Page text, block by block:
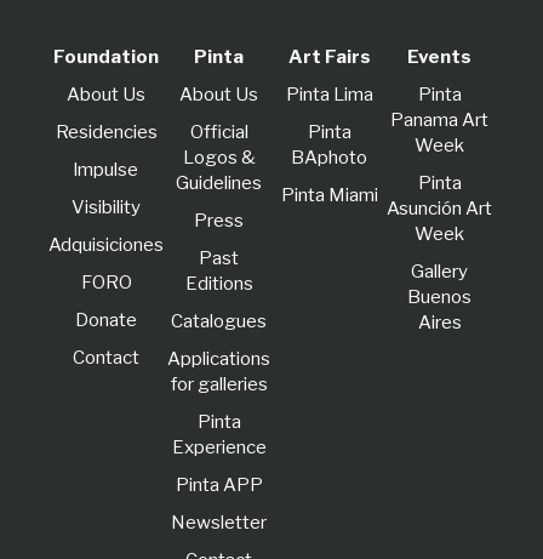
Foundation
About Us
Residencies
lmpulse
Visibility
Adquisiciones
FORO
Donate
Contact
Pinta
About Us
Official
Logos &
Guidelines
Press
Past
Editions
Catalogues
Applications
for galleries
Pinta
Experience
Pinta APP
Newsletter
Art Fairs
Pinta Lima
Pinta
BAphoto
Pinta Miami
Events
Pinta
Panama Art
Week
Pinta
Asunción Art
Week
Gallery
Buenos
Aires